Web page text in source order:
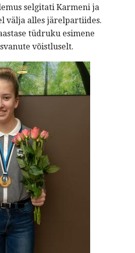
selgitati Karmeni ja
välja alles järelpartiides.
tüdruku esimene
võistluselt.